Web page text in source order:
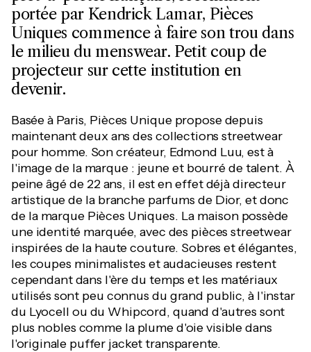
portée par Kendrick Lamar, Pièces
Uniques commence à faire son trou dans
le milieu du menswear. Petit coup de
projecteur sur cette institution en
devenir.
Basée à Paris, Pièces Unique propose depuis
maintenant deux ans des collections streetwear
pour homme. Son créateur, Edmond Luu, est à
l'image de la marque : jeune et bourré de talent. À
peine âgé de 22 ans, il est en effet déjà directeur
artistique de la branche parfums de Dior, et donc
de la marque Pièces Uniques. La maison possède
une identité marquée, avec des pièces streetwear
inspirées de la haute couture. Sobres et élégantes,
les coupes minimalistes et audacieuses restent
cependant dans l'ère du temps et les matériaux
utilisés sont peu connus du grand public, à l'instar
du Lyocell ou du Whipcord, quand d'autres sont
plus nobles comme la plume d'oie visible dans
l'originale puffer jacket transparente.